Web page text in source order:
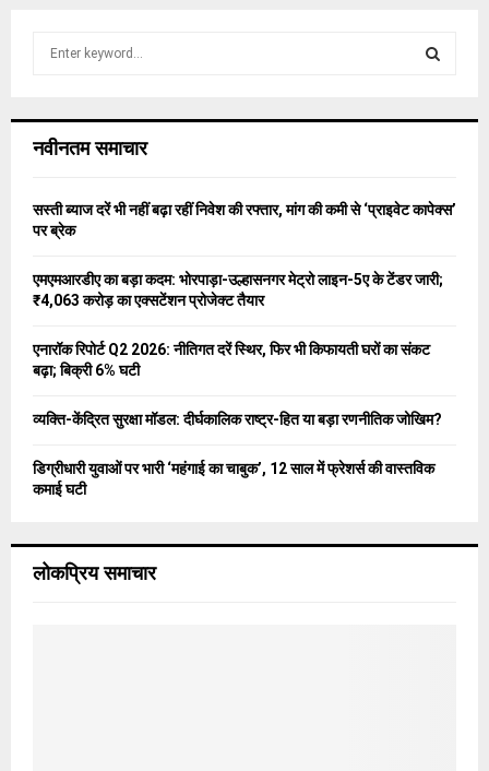
h
o
r
C
नवीनतम समाचार
सस्ती ब्याज दरें भी नहीं बढ़ा रहीं निवेश की रफ्तार, मांग की कमी से ‘प्राइवेट कापेक्स’
पर ब्रेक
एमएमआरडीए का बड़ा कदम: भोरपाड़ा-उल्हासनगर मेट्रो लाइन-5ए के टेंडर जारी;
₹4,063 करोड़ का एक्सटेंशन प्रोजेक्ट तैयार
एनारॉक रिपोर्ट Q2 2026: नीतिगत दरें स्थिर, फिर भी किफायती घरों का संकट
बढ़ा; बिक्री 6% घटी
व्यक्ति-केंद्रित सुरक्षा मॉडल: दीर्घकालिक राष्ट्र-हित या बड़ा रणनीतिक जोखिम?
डिग्रीधारी युवाओं पर भारी ‘महंगाई का चाबुक’, 12 साल में फ्रेशर्स की वास्तविक
कमाई घटी
लोकप्रिय समाचार